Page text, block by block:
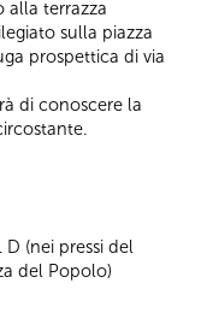
alla terrazza
sulla piazza
prospettica di via
di conoscere la
(nei pressi del
del Popolo)